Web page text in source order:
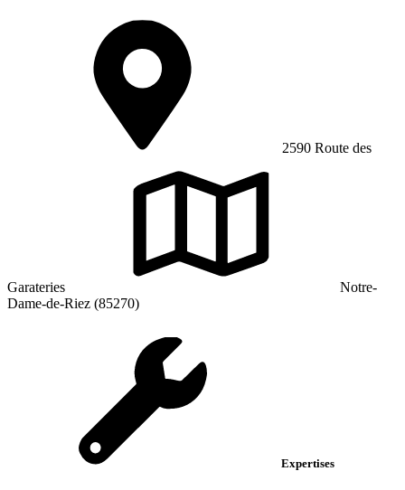
2590 Route des
Garateries
Notre-
Dame-de-Riez (85270)
Expertises